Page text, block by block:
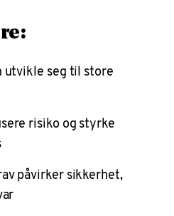
utvikle seg til store
risiko og styrke
påvirker sikkerhet,